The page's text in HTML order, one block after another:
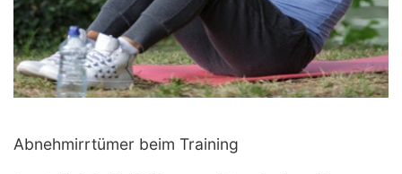
Abnehmirrtümer beim Training